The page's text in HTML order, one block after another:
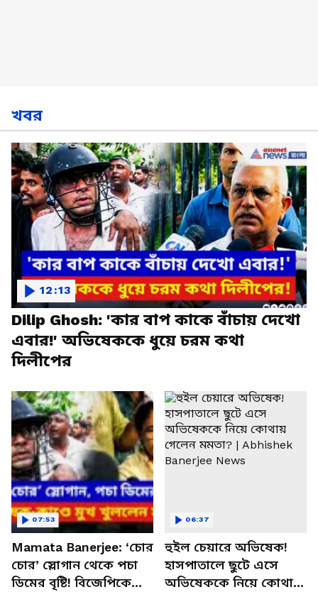
খবর
Dilip Ghosh: 'কার বাপ কাকে বাঁচায় দেখো
এবার!' অভিষেককে ধুয়ে চরম কথা
দিলীপের
12:13
Mamata Banerjee: ‘চোর
চোর’ স্লোগান থেকে পচা
ডিমের বৃষ্টি! বিজেপিকে
07:53
হুইল চেয়ারে অভিষেক!
হাসপাতালে ছুটে এসে
অভিষেককে নিয়ে কোথায়
06:37